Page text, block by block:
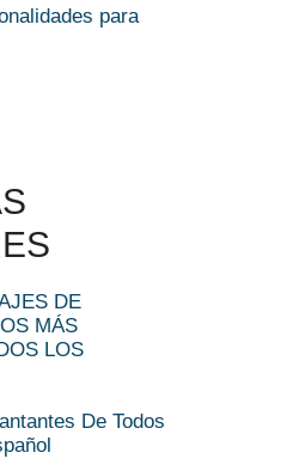
para
DE
MÁS
LOS
De Todos